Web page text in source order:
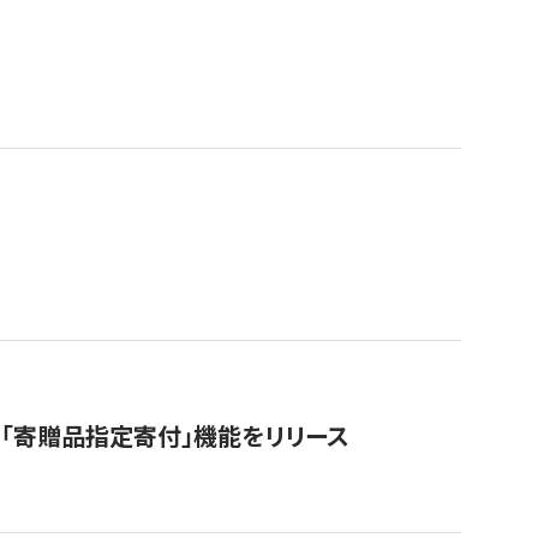
贈品指定寄付」機能をリリース